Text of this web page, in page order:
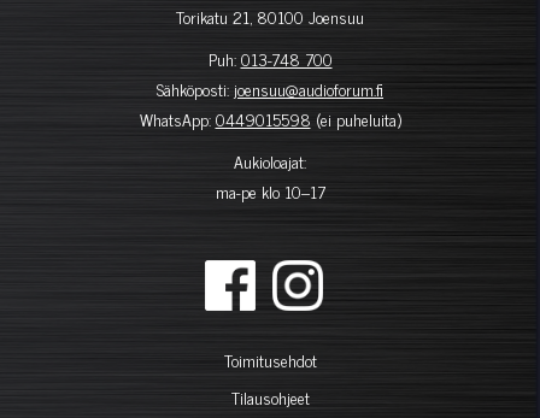
Torikatu 21, 80100 Joensuu
Puh:013-748 700
Sähköposti: joensuu@audioforum.fi
WhatsApp:0449015598 (ei puheluita)
Aukioloajat:
ma-pe klo 10–17
Toimitusehdot
Tilausohjeet